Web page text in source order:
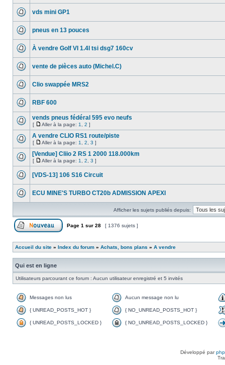
vds mini GP1
pneus en 13 pouces
À vendre Golf VI 1.4l tsi dsg7 160cv
vente de pièces auto (Michel.C)
Clio swappée MRS2
RBF 600
vends pneus fédéral 595 evo neufs
[ Aller à la page: 1 2 ]
A vendre CLIO RS1 route/piste
[ Aller à la page: 1 2 3 ]
[Vendue] Cliio 2 RS 1 2000 118.000km
[ Aller à la page: 1 2 3 ]
[VDS-13] 106 S16 Circuit
ECU MINE'S TURBO CT20b ADMISSION APEXI
Afficher les sujets publiés depuis:
Page 1 sur 28 [ 1376 sujets ]
Accueil du site » Index du forum » Achats, bons plans » A vendre
Qui est en ligne
Utilisateurs parcourant ce forum : Aucun utilisateur enregistré et 5 invités
Messages non lus Aucun message non lu
{ UNREAD_POSTS_HOT } { NO_UNREAD_POSTS_HOT }
{ UNREAD_POSTS_LOCKED } { NO_UNREAD_POSTS_LOCKED }
Développé par